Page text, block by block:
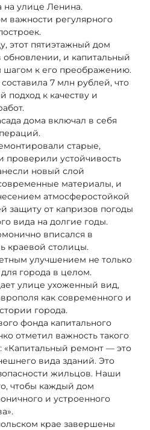
на улице Ленина.
важности регулярного
этот пятиэтажный дом
и капитальный
к его преображению.
7 млн рублей, что
подход к качеству и
дома включал в себя
старые,
устойчивость
новый слой
материалы, и
атмосферостойкой
защиту от капризов погоды
вида на долгие годы.
вписался в
краевой столицы.
улучшением не только
города в целом.
улице ухоженный вид,
как современного и
города.
фонда капитального
отметил важность такого
«Капитальный ремонт — это
вида зданий. Это
жильцов. Наши
чтобы каждый дом
и устроенного
крае завершены